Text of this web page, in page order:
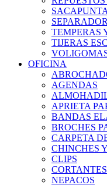
TEMPERAS
TIJERAS
OFICINA
AGENDAS
APRIETA
BANDAS
BROCHES
CARPETA
CHINCHES
CLIPS
CORTANTES
NEPACOS